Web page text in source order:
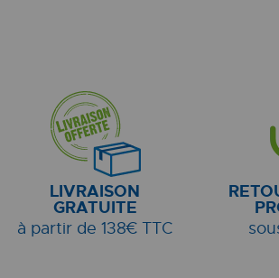
LIVRAISON
GRATUITE
à partir de 138€ TTC